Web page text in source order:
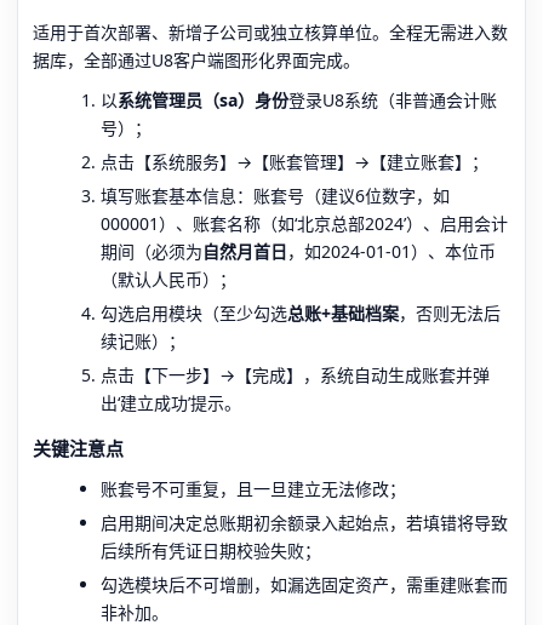
适用于首次部署、新增子公司或独立核算单位。全程无需进入数
据库，全部通过U8客户端图形化界面完成。
以系统管理员（sa）身份登录U8系统（非普通会计账
号）；
点击【系统服务】→【账套管理】→【建立账套】；
填写账套基本信息：账套号（建议6位数字，如
000001）、账套名称（如‘北京总部2024’）、启用会计
期间（必须为自然月首日，如2024-01-01）、本位币
（默认人民币）；
勾选启用模块（至少勾选总账+基础档案，否则无法后
续记账）；
点击【下一步】→【完成】，系统自动生成账套并弹
出‘建立成功’提示。
关键注意点
账套号不可重复，且一旦建立无法修改；
启用期间决定总账期初余额录入起始点，若填错将导致
后续所有凭证日期校验失败；
勾选模块后不可增删，如漏选固定资产，需重建账套而
非补加。